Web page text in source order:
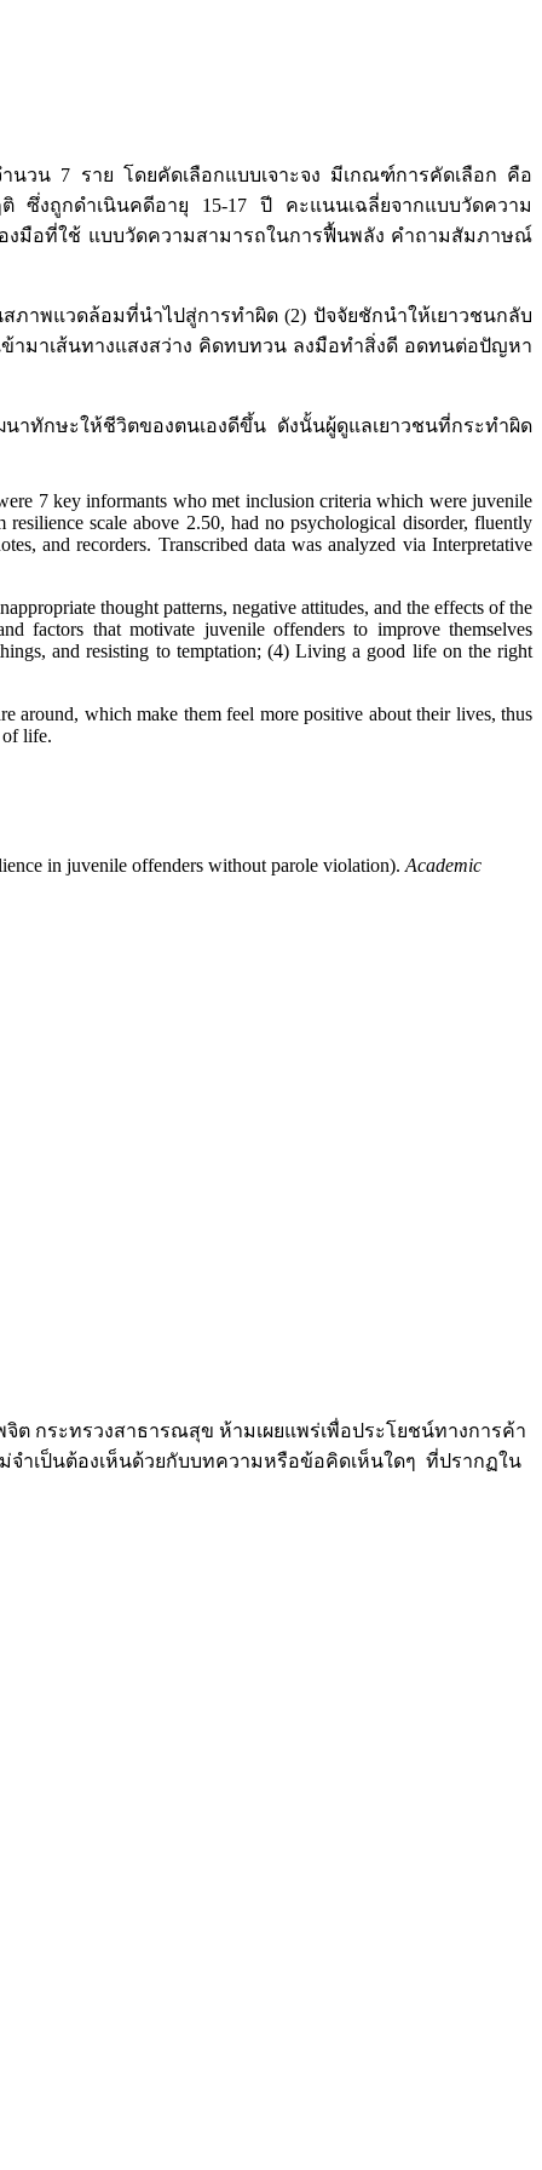
นวน 7 ราย โดยคัดเลือกแบบเจาะจง มีเกณฑ์การคัดเลือก คือ
ซึ่งถูกดำเนินคดีอายุ 15-17 ปี คะแนนเฉลี่ยจากแบบวัดความ
งมือที่ใช้ แบบวัดความสามารถในการฟื้นพลัง คำถามสัมภาษณ์
าพแวดล้อมที่นำไปสู่การทำผิด (2) ปัจจัยชักนำให้เยาวชนกลับ
ข้ามาเส้นทางแสงสว่าง คิดทบทวน ลงมือทำสิ่งดี อดทนต่อปัญหา
าทักษะให้ชีวิตของตนเองดีขึ้น ดังนั้นผู้ดูแลเยาวชนที่กระทำผิด
7 key informants who met inclusion criteria which were juvenile
scale above 2.50, had no psychological disorder, fluently
and recorders. Transcribed data was analyzed via Interpretative
thought patterns, negative attitudes, and the effects of the
factors that motivate juvenile offenders to improve themselves
and resisting to temptation; (4) Living a good life on the right
around, which make them feel more positive about their lives, thus
of life.
in juvenile offenders without parole violation). Academic
กระทรวงสาธารณสุข ห้ามเผยแพร่เพื่อประโยชน์ทางการค้า
ำเป็นต้องเห็นด้วยกับบทความหรือข้อคิดเห็นใดๆ ที่ปรากฏใน